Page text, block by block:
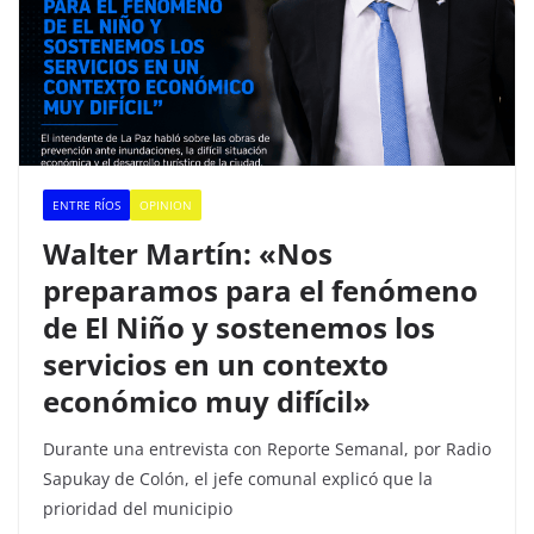
ENTRE RÍOS OPINION
Walter Martín: «Nos
preparamos para el fenómeno
de El Niño y sostenemos los
servicios en un contexto
económico muy difícil»
Durante una entrevista con Reporte Semanal, por Radio
Sapukay de Colón, el jefe comunal explicó que la
prioridad del municipio